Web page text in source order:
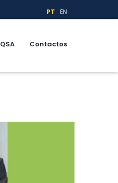
PT EN
QSA Contactos